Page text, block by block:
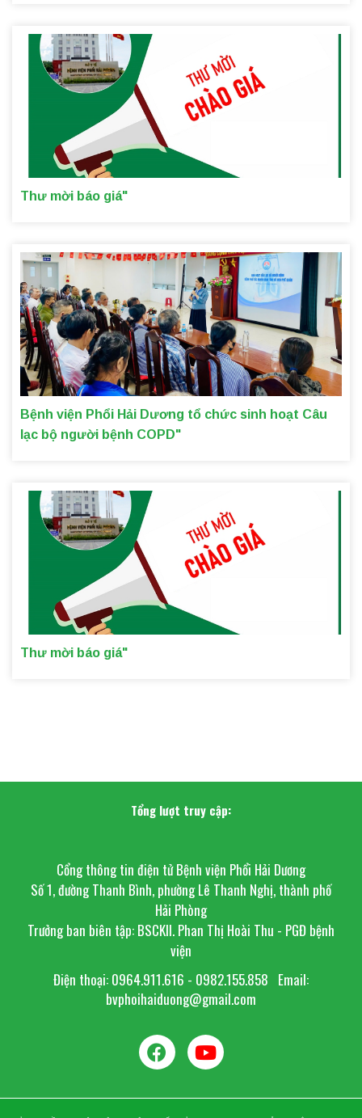
Thư mời báo giá"
Bệnh viện Phổi Hải Dương tổ chức sinh hoạt Câu
lạc bộ người bệnh COPD"
Thư mời báo giá"
Tổng lượt truy cập:
Cổng thông tin điện tử Bệnh viện Phổi Hải Dương
Số 1, đường Thanh Bình, phường Lê Thanh Nghị, thành phố
Hải Phòng
Trưởng ban biên tập: BSCKII. Phan Thị Hoài Thu - PGĐ bệnh
viện
Điện thoại: 0964.911.616 - 0982.155.858 Email:
bvphoihaiduong@gmail.com